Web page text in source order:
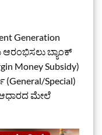
Generation
ಬ್ಯಾಂಕ್
Money Subsidy)
(General/Special)
ಆಧಾರದ ಮೇಲೆ